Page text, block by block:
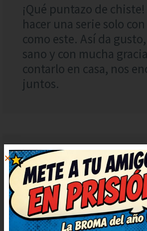
¡Qué puntazo de
hacer una serie solo
como este. Así da
sano y con mucha
contarlo en casa, nos
juntos.
EVA LÓPEZ
12 junio, 2025 at
7:45